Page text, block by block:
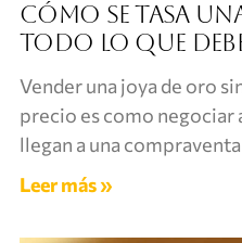
Cómo se tasa
todo lo que
Vender una joya de oro
precio es como negociar
llegan a una
Leer más »